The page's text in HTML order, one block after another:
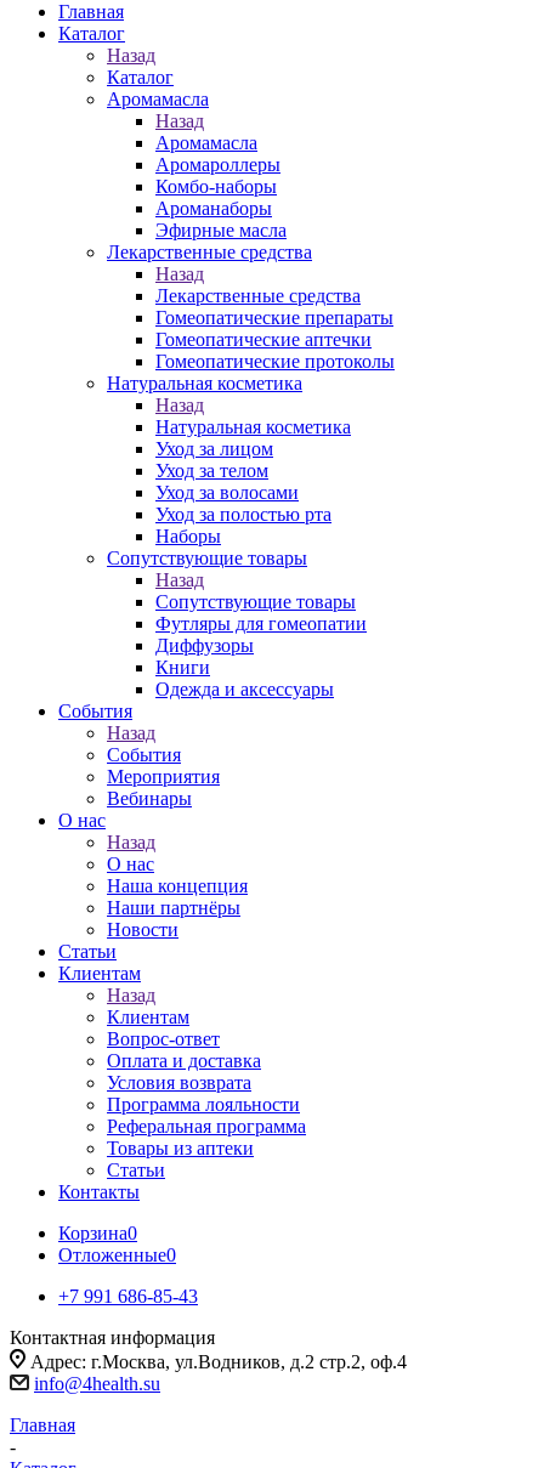
Главная
Каталог
Назад
Каталог
Аромамасла
Назад
Аромамасла
Аромароллеры
Комбо-наборы
Ароманаборы
Эфирные масла
Лекарственные средства
Назад
Лекарственные средства
Гомеопатические препараты
Гомеопатические аптечки
Гомеопатические протоколы
Натуральная косметика
Назад
Натуральная косметика
Уход за лицом
Уход за телом
Уход за волосами
Уход за полостью рта
Наборы
Сопутствующие товары
Назад
Сопутствующие товары
Футляры для гомеопатии
Диффузоры
Книги
Одежда и аксессуары
События
Назад
События
Мероприятия
Вебинары
О нас
Назад
О нас
Наша концепция
Наши партнёры
Новости
Статьи
Клиентам
Назад
Клиентам
Вопрос-ответ
Оплата и доставка
Условия возврата
Программа лояльности
Реферальная программа
Товары из аптеки
Статьи
Контакты
Корзина0
Отложенные0
+7 991 686-85-43
Контактная информация
Адрес: г.Москва, ул.Водников, д.2 стр.2, оф.4
info@4health.su
Главная
-